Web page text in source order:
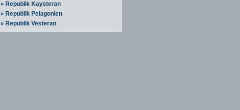
» Republik Kaysteran
» Republik Pelagonien
» Republik Vesteran